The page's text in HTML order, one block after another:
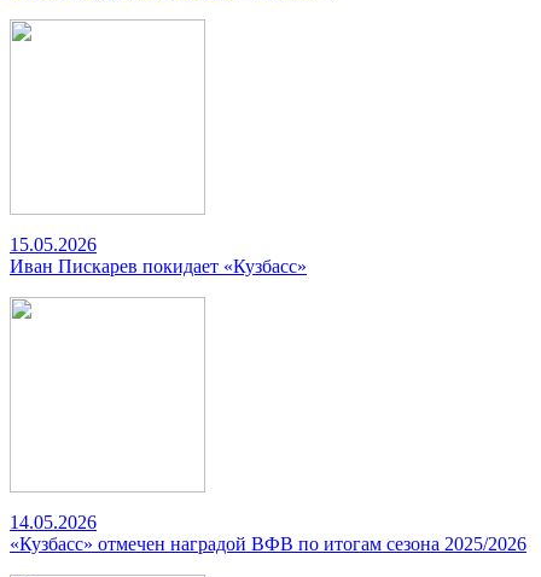
15.05.2026
Иван Пискарев покидает «Кузбасс»
14.05.2026
«Кузбасс» отмечен наградой ВФВ по итогам сезона 2025/2026